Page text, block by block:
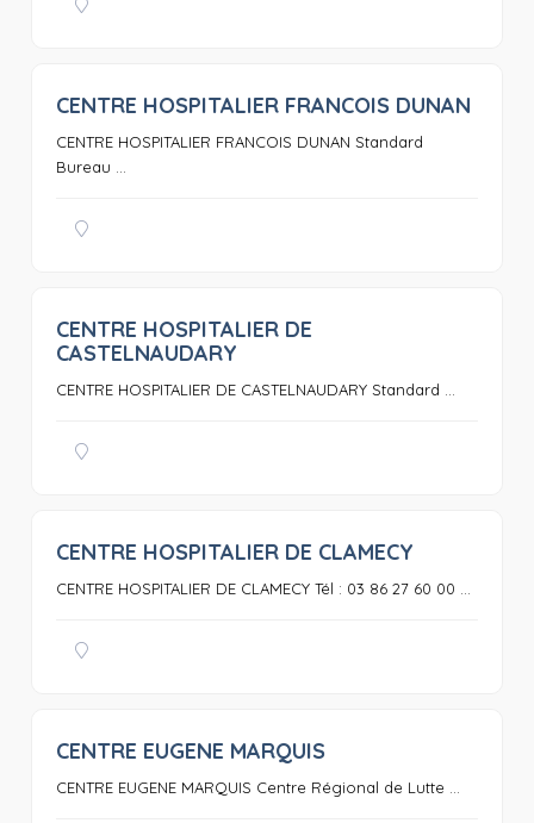
0
CENTRE HOSPITALIER FRANCOIS DUNAN
CENTRE HOSPITALIER FRANCOIS DUNAN Standard
Bureau ...
CENTRE HOSPITALIER DE
CASTELNAUDARY
CENTRE HOSPITALIER DE CASTELNAUDARY Standard ...
CENTRE HOSPITALIER DE CLAMECY
CENTRE HOSPITALIER DE CLAMECY Tél : 03 86 27 60 00 ...
CENTRE EUGENE MARQUIS
CENTRE EUGENE MARQUIS Centre Régional de Lutte ...